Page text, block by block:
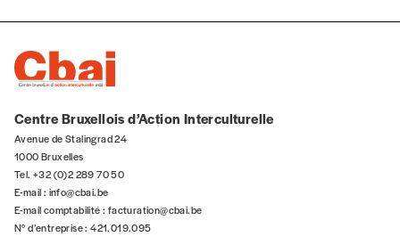
Par numéro
5€*
Je m'abonne à l'Imag
Format papier (livraison uniquement
en Belgique)
Centre Bruxellois d’Action Interculturelle
Avenue de Stalingrad 24
1000 Bruxelles
Tel. +32 (0)2 289 70 50
E-mail : info@cbai.be
E-mail comptabilité : facturation@cbai.be
N° d’entreprise : 421.019.095